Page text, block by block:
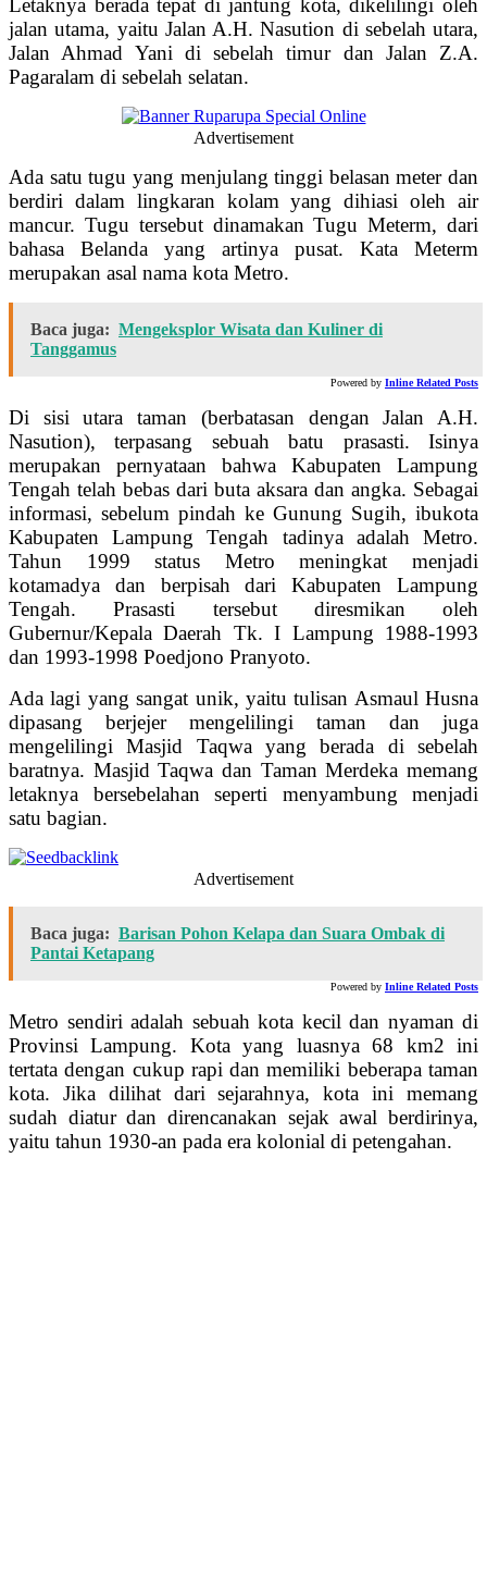
Letaknya berada tepat di jantung kota, dikelilingi oleh
jalan utama, yaitu Jalan A.H. Nasution di sebelah utara,
Jalan Ahmad Yani di sebelah timur dan Jalan Z.A.
Pagaralam di sebelah selatan.
Advertisement
Ada satu tugu yang menjulang tinggi belasan meter dan
berdiri dalam lingkaran kolam yang dihiasi oleh air
mancur. Tugu tersebut dinamakan Tugu Meterm, dari
bahasa Belanda yang artinya pusat. Kata Meterm
merupakan asal nama kota Metro.
Baca juga: Mengeksplor Wisata dan Kuliner di
Tanggamus
Powered by Inline Related Posts
Di sisi utara taman (berbatasan dengan Jalan A.H.
Nasution), terpasang sebuah batu prasasti. Isinya
merupakan pernyataan bahwa Kabupaten Lampung
Tengah telah bebas dari buta aksara dan angka. Sebagai
informasi, sebelum pindah ke Gunung Sugih, ibukota
Kabupaten Lampung Tengah tadinya adalah Metro.
Tahun 1999 status Metro meningkat menjadi
kotamadya dan berpisah dari Kabupaten Lampung
Tengah. Prasasti tersebut diresmikan oleh
Gubernur/Kepala Daerah Tk. I Lampung 1988-1993
dan 1993-1998 Poedjono Pranyoto.
Ada lagi yang sangat unik, yaitu tulisan Asmaul Husna
dipasang berjejer mengelilingi taman dan juga
mengelilingi Masjid Taqwa yang berada di sebelah
baratnya. Masjid Taqwa dan Taman Merdeka memang
letaknya bersebelahan seperti menyambung menjadi
satu bagian.
Advertisement
Baca juga: Barisan Pohon Kelapa dan Suara Ombak di
Pantai Ketapang
Powered by Inline Related Posts
Metro sendiri adalah sebuah kota kecil dan nyaman di
Provinsi Lampung. Kota yang luasnya 68 km2 ini
tertata dengan cukup rapi dan memiliki beberapa taman
kota. Jika dilihat dari sejarahnya, kota ini memang
sudah diatur dan direncanakan sejak awal berdirinya,
yaitu tahun 1930-an pada era kolonial di petengahan.